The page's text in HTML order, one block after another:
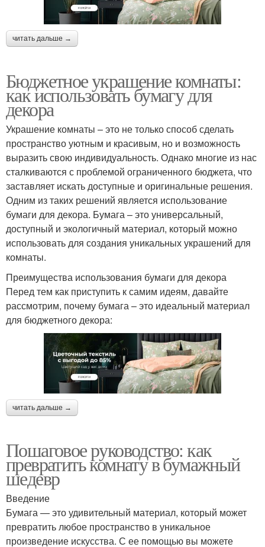
читать дальше →
Бюджетное украшение комнаты:
как использовать бумагу для
декора
Украшение комнаты – это не только способ сделать
пространство уютным и красивым, но и возможность
выразить свою индивидуальность. Однако многие из нас
сталкиваются с проблемой ограниченного бюджета, что
заставляет искать доступные и оригинальные решения.
Одним из таких решений является использование
бумаги для декора. Бумага – это универсальный,
доступный и экологичный материал, который можно
использовать для создания уникальных украшений для
комнаты.
Преимущества использования бумаги для декора
Перед тем как приступить к самим идеям, давайте
рассмотрим, почему бумага – это идеальный материал
для бюджетного декора:
читать дальше →
Пошаговое руководство: как
превратить комнату в бумажный
шедевр
Введение
Бумага — это удивительный материал, который может
превратить любое пространство в уникальное
произведение искусства. С ее помощью вы можете